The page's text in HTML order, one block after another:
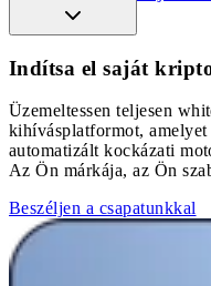
Indítsa el saját
Üzemeltessen teljesen
kihívásplatformot,
automatizált kockázati
Az Ön márkája, az Ön
Beszéljen a csapatunkkal